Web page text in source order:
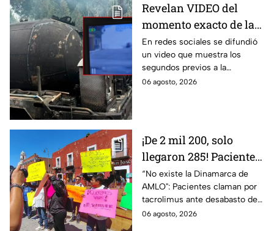
Revelan VIDEO del
momento exacto de la
explosión de pipa de
gas en Cuernavaca,
Morelos
En redes sociales se difundió
un video que muestra los
segundos previos a la
explosión de una pipa de gas
06 agosto, 2026
¡De 2 mil 200, solo
llegaron 285! Pacientes
claman por
medicamentos ante
desabasto en IMSS
Puebla
“No existe la Dinamarca de
AMLO": Pacientes claman por
tacrolimus ante desabasto de
medicamentos en hospital del
06 agosto, 2026